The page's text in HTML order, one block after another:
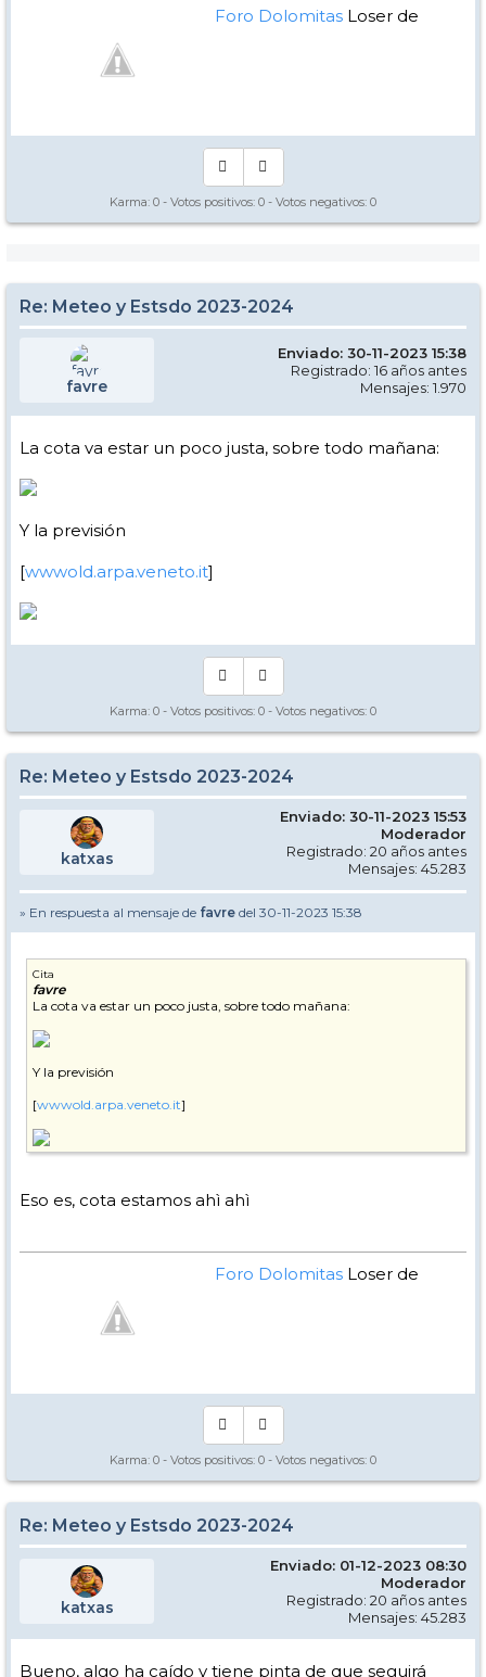
Foro DolomitasLoser de
Karma: 0 - Votos positivos: 0 - Votos negativos: 0
Re: Meteo y Estsdo 2023-2024
favre
Enviado: 30-11-2023 15:38
Registrado: 16 años antes
Mensajes: 1.970
La cota va estar un poco justa, sobre todo mañana:
Y la previsión
[wwwold.arpa.veneto.it]
Karma: 0 - Votos positivos: 0 - Votos negativos: 0
Re: Meteo y Estsdo 2023-2024
katxas
Enviado: 30-11-2023 15:53
Moderador
Registrado: 20 años antes
Mensajes: 45.283
» En respuesta al mensaje de favre del 30-11-2023 15:38
Cita
favre
La cota va estar un poco justa, sobre todo mañana:
Y la previsión
[wwwold.arpa.veneto.it]
Eso es, cota estamos ahì ahì
Foro DolomitasLoser de
Karma: 0 - Votos positivos: 0 - Votos negativos: 0
Re: Meteo y Estsdo 2023-2024
katxas
Enviado: 01-12-2023 08:30
Moderador
Registrado: 20 años antes
Mensajes: 45.283
Bueno, algo ha caído y tiene pinta de que seguirá